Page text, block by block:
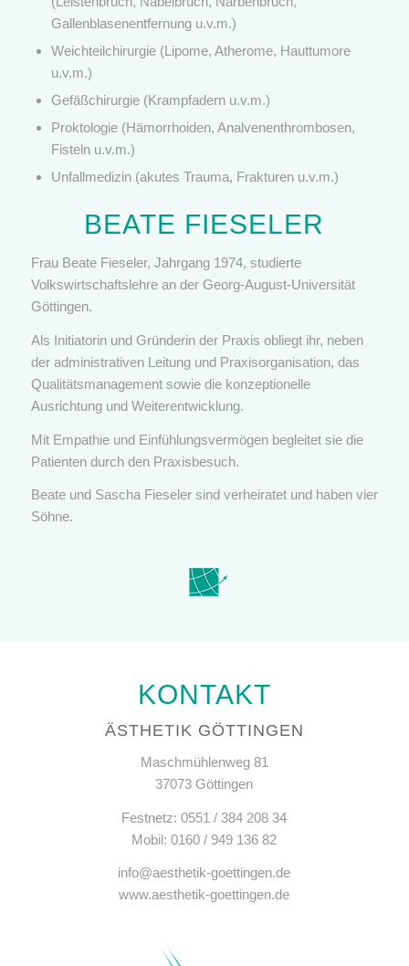
Gallenblasenentfernung u.v.m.)
Weichteilchirurgie (Lipome, Atherome, Hauttumore
u.v.m.)
Gefäßchirurgie (Krampfadern u.v.m.)
Proktologie (Hämorrhoiden, Analvenenthrombosen,
Fisteln u.v.m.)
Unfallmedizin (akutes Trauma, Frakturen u.v.m.)
BEATE FIESELER
Frau Beate Fieseler, Jahrgang 1974, studierte
Volkswirtschaftslehre an der Georg-August-Universität
Göttingen.
Als Initiatorin und Gründerin der Praxis obliegt ihr, neben
der administrativen Leitung und Praxisorganisation, das
Qualitätsmanagement sowie die konzeptionelle
Ausrichtung und Weiterentwicklung.
Mit Empathie und Einfühlungsvermögen begleitet sie die
Patienten durch den Praxisbesuch.
Beate und Sascha Fieseler sind verheiratet und haben vier
Söhne.
KONTAKT
ÄSTHETIK GÖTTINGEN
Maschmühlenweg 81
37073 Göttingen
Festnetz: 0551 / 384 208 34
Mobil: 0160 / 949 136 82
info@aesthetik-goettingen.de
www.aesthetik-goettingen.de